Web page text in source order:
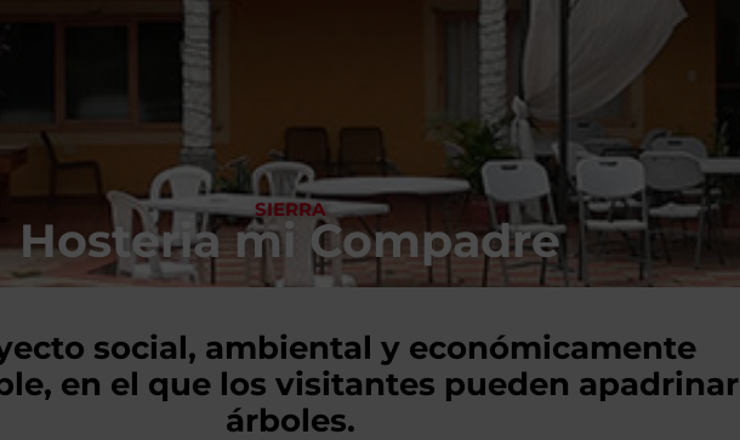
SIERRA
Hosteria mi Compadre
social, ambiental y económicamente
en el que los visitantes pueden apadrinar
árboles.